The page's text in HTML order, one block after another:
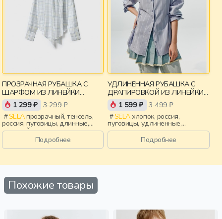
ПРОЗРАЧНАЯ РУБАШКА С
ШАРФОМ ИЗ ЛИНЕЙКИ
YOUNG1 299 ₽ 3 299 ₽
SELAпрозрачный, тенсель,
россия, пуговицы, длинные,
длинный рукав, застежка,
ворот, манжета, свободные,
клетка, воротник, девочки,
старшеклассники, дети
Подробнее
УДЛИНЕННАЯ РУБАШКА С
ДРАПИРОВКОЙ ИЗ ЛИНЕЙКИ
YOUNG1 599 ₽ 3 499 ₽
SELAхлопок, россия,
пуговицы, удлиненные,
застежка, складки, манжета,
свободные, воротник, девочки,
старшеклассники, дети
Подробнее
Похожие товары